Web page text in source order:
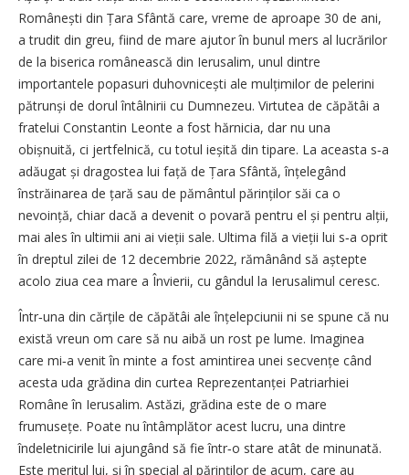
Românești din Țara Sfântă care, vreme de aproape 30 de ani,
a trudit din greu, fiind de mare ajutor în bunul mers al lucrărilor
de la biserica românească din Ierusalim, unul dintre
importantele popasuri duhovnicești ale mulțimilor de pelerini
pătrunși de dorul întâlnirii cu Dumnezeu. Virtutea de căpătâi a
fratelui Constantin Leonte a fost hărnicia, dar nu una
obișnuită, ci jertfelnică, cu totul ieșită din tipare. La aceasta s‑a
adăugat și dragostea lui față de Țara Sfântă, înțelegând
înstrăinarea de țară sau de pământul părinților săi ca o
nevoință, chiar dacă a devenit o povară pentru el și pentru alții,
mai ales în ultimii ani ai vieții sale. Ultima filă a vieții lui s‑a oprit
în dreptul zilei de 12 decembrie 2022, rămânând să aștepte
acolo ziua cea mare a Învierii, cu gândul la Ierusalimul ceresc.
Într‑una din cărțile de căpătâi ale înțelepciunii ni se spune că nu
există vreun om care să nu aibă un rost pe lume. Imaginea
care mi‑a venit în minte a fost amintirea unei secvențe când
acesta uda grădina din curtea Reprezentanței Patriarhiei
Române în Ierusalim. Astăzi, grădina este de o mare
frumusețe. Poate nu întâmplător acest lucru, una dintre
îndeletnicirile lui ajungând să fie într‑o stare atât de minunată.
Este meritul lui, și în special al părinților de acum, care au